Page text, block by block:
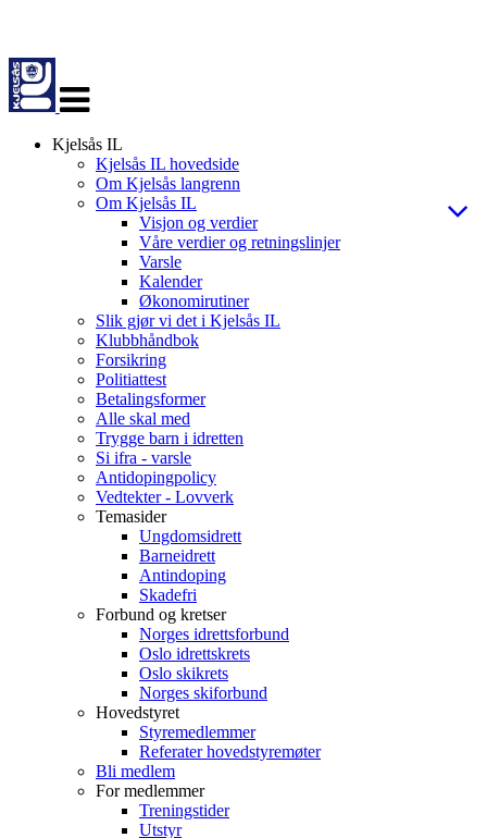
navigasjon
Kjelsås IL
Kjelsås IL hovedside
Om Kjelsås langrenn
Om Kjelsås IL
Visjon og verdier
Våre verdier og retningslinjer
Varsle
Kalender
Økonomirutiner
Slik gjør vi det i Kjelsås IL
Klubbhåndbok
Forsikring
Politiattest
Betalingsformer
Alle skal med
Trygge barn i idretten
Si ifra - varsle
Antidopingpolicy
Vedtekter - Lovverk
Temasider
Ungdomsidrett
Barneidrett
Antindoping
Skadefri
Forbund og kretser
Norges idrettsforbund
Oslo idrettskrets
Oslo skikrets
Norges skiforbund
Hovedstyret
Styremedlemmer
Referater hovedstyremøter
Bli medlem
For medlemmer
Treningstider
Utstyr